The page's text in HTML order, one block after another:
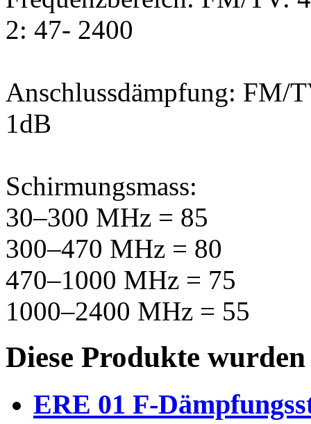
2: 47- 2400
Anschlussdämpfung:
1dB
Schirmungsmass:
30–300 MHz = 85
300–470 MHz = 80
470–1000 MHz = 75
1000–2400 MHz = 55
Diese Produkte
ERE 01 F-